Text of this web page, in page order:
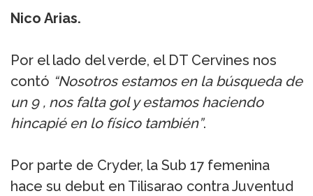
Nico Arias.
Por el lado del verde, el DT Cervines nos
contó “Nosotros estamos en la búsqueda de
un 9 , nos falta gol y estamos haciendo
hincapié en lo físico también”.
Por parte de Cryder, la Sub 17 femenina
hace su debut en Tilisarao contra Juventud